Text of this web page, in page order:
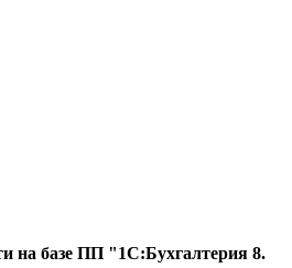
на базе ПП "1С:Бухгалтерия 8.